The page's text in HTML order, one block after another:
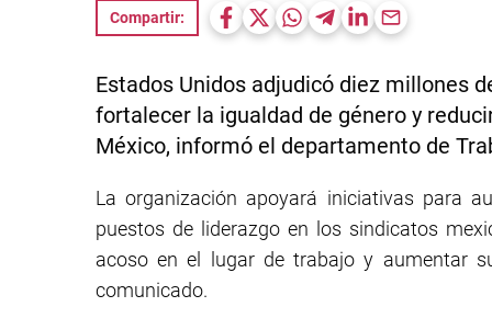
Compartir:
Estados Unidos adjudicó diez millones
fortalecer la igualdad de género y
México, informó el departamento de
La organización apoyará iniciativas para
puestos de liderazgo en los sindicatos
acoso en el lugar de trabajo y aumentar
comunicado.